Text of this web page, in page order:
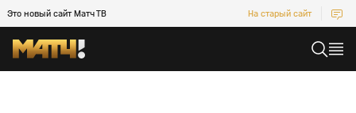
Это новый сайт Матч ТВ На старый сайт